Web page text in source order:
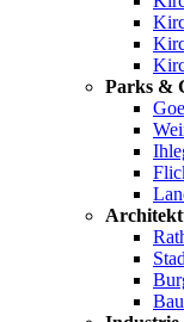
Parks &